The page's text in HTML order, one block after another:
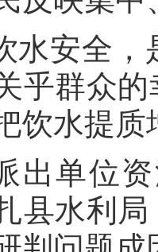
水安全，
乎群众
饮水提
出单位
县水利